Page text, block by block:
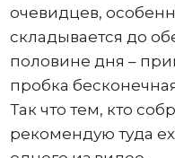
очевидцев,
складывается до
половине дня –
пробка
Так что тем, кто
рекомендую туда